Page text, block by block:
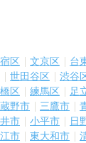
区 文京区 台
世田谷区 渋谷
区 練馬区 足
野市 三鷹市
市 小平市 日
市 東大和市